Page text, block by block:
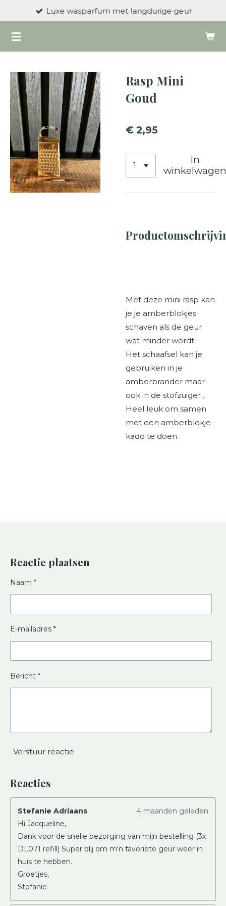
naar
de
Luxe wasparfum met langdurige geur
Rasp Mini
Goud
€ 2,95
In
Met deze mini rasp kan
je je amberblokjes
schaven als de geur
wat minder wordt.
Het schaafsel kan je
gebruiken in je
amberbrander maar
ook in de stofzuiger .
Heel leuk om samen
met een amberblokje
kado te doen.
Reactie plaatsen
Naam *
E-mailadres *
Bericht *
Verstuur reactie
Reacties
Stefanie Adriaans
4 maanden geleden
Hi Jacqueline,
Dank voor de snelle bezorging van mijn bestelling (3x
DL071 refill) Super blij om m'n favoriete geur weer in
huis te hebben.
Groetjes,
Stefanie